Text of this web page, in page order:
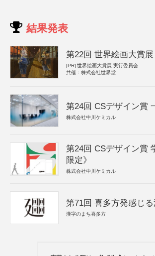
結果発表
第22回 世界絵画大賞展
[PR] 世界絵画大賞展 実行委員会
共催：株式会社世界堂
第24回 CSデザイン賞
株式会社中川ケミカル
第24回 CSデザイン賞
限定》
株式会社中川ケミカル
第71回 喜多方発感じ
漢字のまち喜多方